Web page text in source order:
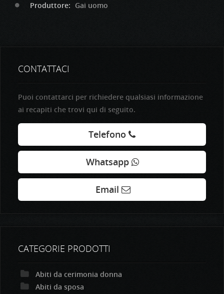
Produttore: Gai uomo
CONTATTACI
Puoi contattarci per richiedere qualsiasi informazione
ai recapiti che trovi qui di seguito.
Telefono
Whatsapp
Email
CATEGORIE PRODOTTI
Abiti da cerimonia donna
Abiti da sposa